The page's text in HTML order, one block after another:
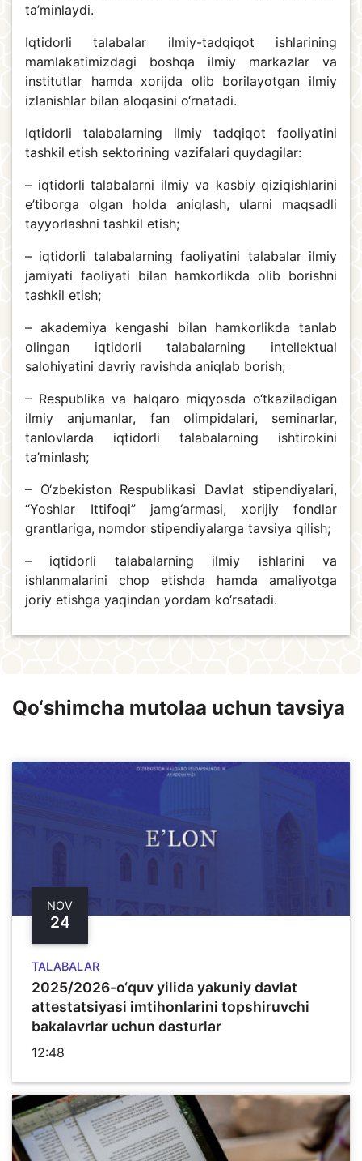
ta’minlaydi.
Iqtidorli talabalar ilmiy-tadqiqot ishlarining
mamlakatimizdagi boshqa ilmiy markazlar va
institutlar hamda xorijda olib borilayotgan ilmiy
izlanishlar bilan aloqasini o‘rnatadi.
Iqtidorli talabalarning ilmiy tadqiqot faoliyatini
tashkil etish sektorining vazifalari quydagilar:
– iqtidorli talabalarni ilmiy va kasbiy qiziqishlarini
e’tiborga olgan holda aniqlash, ularni maqsadli
tayyorlashni tashkil etish;
– iqtidorli talabalarning faoliyatini talabalar ilmiy
jamiyati faoliyati bilan hamkorlikda olib borishni
tashkil etish;
– akademiya kengashi bilan hamkorlikda tanlab
olingan iqtidorli talabalarning intellektual
salohiyatini davriy ravishda aniqlab borish;
– Respublika va halqaro miqyosda o‘tkaziladigan
ilmiy anjumanlar, fan olimpidalari, seminarlar,
tanlovlarda iqtidorli talabalarning ishtirokini
ta’minlash;
– O‘zbekiston Respublikasi Davlat stipendiyalari,
“Yoshlar Ittifoqi” jamg‘armasi, xorijiy fondlar
grantlariga, nomdor stipendiyalarga tavsiya qilish;
– iqtidorli talabalarning ilmiy ishlarini va
ishlanmalarini chop etishda hamda amaliyotga
joriy etishga yaqindan yordam ko‘rsatadi.
Qo‘shimcha mutolaa uchun tavsiya
NOV
24
TALABALAR
2025/2026-o‘quv yilida yakuniy davlat
attestatsiyasi imtihonlarini topshiruvchi
bakalavrlar uchun dasturlar
12:48